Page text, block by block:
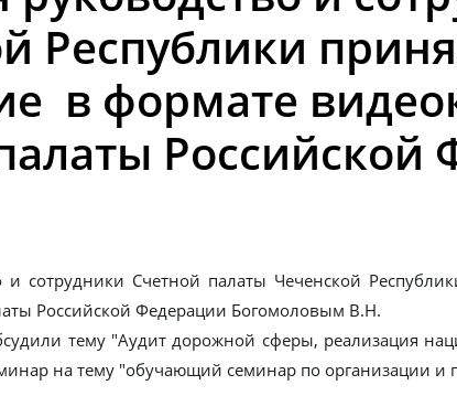
Республики
в формате
и сотрудники Счетной палаты Чеченской
Российской Федерации Богомоловым В.Н.
тему "Аудит дорожной сферы, реализация
на тему "обучающий семинар по организации и